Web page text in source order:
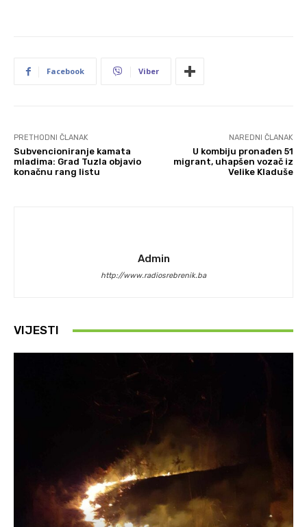
Facebook Viber
PRETHODNI ČLANAK
Subvencioniranje kamata
mladima: Grad Tuzla objavio
konačnu rang listu
NAREDNI ČLANAK
U kombiju pronađen 51
migrant, uhapšen vozač iz
Velike Kladuše
Admin
http://www.radiosrebrenik.ba
VIJESTI